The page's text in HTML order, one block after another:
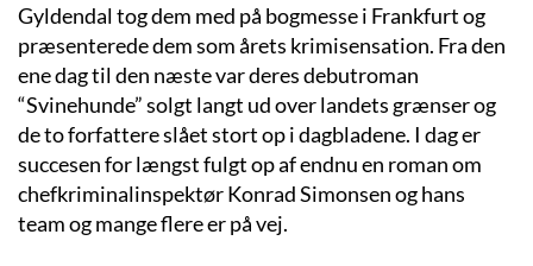
Gyldendal tog dem med på bogmesse i Frankfurt og
præsenterede dem som årets krimisensation. Fra den
ene dag til den næste var deres debutroman
“Svinehunde” solgt langt ud over landets grænser og
de to forfattere slået stort op i dagbladene. I dag er
succesen for længst fulgt op af endnu en roman om
chefkriminalinspektør Konrad Simonsen og hans
team og mange flere er på vej.